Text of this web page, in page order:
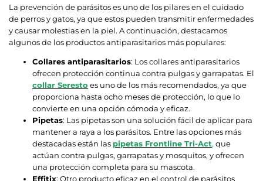
La prevención de parásitos es uno de los pilares en el cuidado
de perros y gatos, ya que estos pueden transmitir enfermedades
y causar molestias en la piel. A continuación, destacamos
algunos de los productos antiparasitarios más populares:
Collares antiparasitarios: Los collares antiparasitarios
ofrecen protección continua contra pulgas y garrapatas. El
collar Seresto es uno de los más recomendados, ya que
proporciona hasta ocho meses de protección, lo que lo
convierte en una opción cómoda y eficaz.
Pipetas: Las pipetas son una solución fácil de aplicar para
mantener a raya a los parásitos. Entre las opciones más
destacadas están las pipetas Frontline Tri-Act, que
actúan contra pulgas, garrapatas y mosquitos, y ofrecen
una protección completa para su mascota.
Effitix: Otro producto eficaz en el control de parásitos